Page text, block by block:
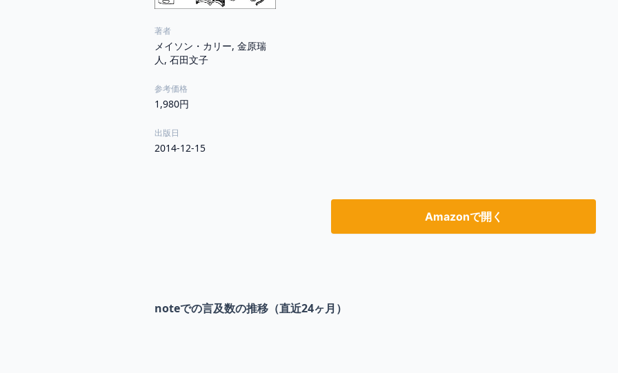
著者
メイソン・カリー, 金原瑞
人, 石田文子
参考価格
1,980円
出版日
2014-12-15
Amazonで開く
noteでの言及数の推移（直近24ヶ月）